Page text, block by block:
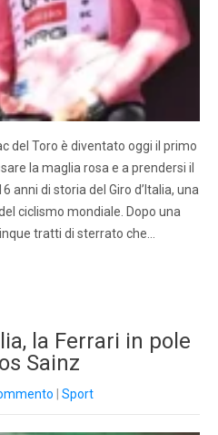
del Toro è diventato oggi il primo
la maglia rosa e a prendersi il
anni di storia del Giro d’Italia, una
ciclismo mondiale. Dopo una
tratti di sterrato che…
la Ferrari in pole
Sainz
Sport